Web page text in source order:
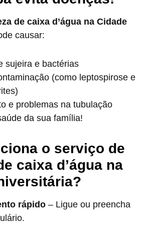
de caixa d’água na Cidade
causar:
sujeira e bactérias
(como leptospirose e
e problemas na tubulação
da sua família!
o serviço de
caixa d’água na
rápido – Ligue ou preencha